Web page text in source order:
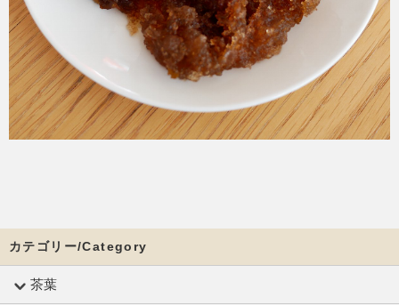
カテゴリー/Category
茶葉